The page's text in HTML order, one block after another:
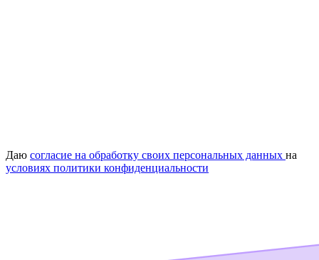
Даю согласие на обработку своих персональных данных на
условиях политики конфиденциальности